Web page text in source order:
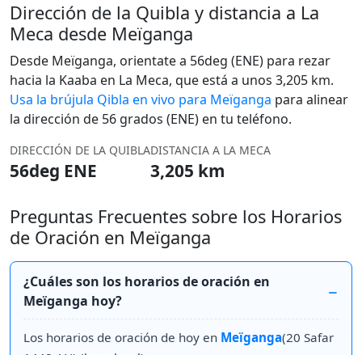
Dirección de la Quibla y distancia a La
Meca desde Meïganga
Desde Meïganga, orientate a 56deg (ENE) para rezar
hacia la Kaaba en La Meca, que está a unos 3,205 km.
Usa la brújula Qibla en vivo para Meïganga para alinear
la dirección de 56 grados (ENE) en tu teléfono.
DIRECCIÓN DE LA QUIBLA
56deg ENE
DISTANCIA A LA MECA
3,205 km
Preguntas Frecuentes sobre los Horarios
de Oración en Meïganga
¿Cuáles son los horarios de oración en
Meïganga hoy?
Los horarios de oración de hoy en Meïganga(20 Safar